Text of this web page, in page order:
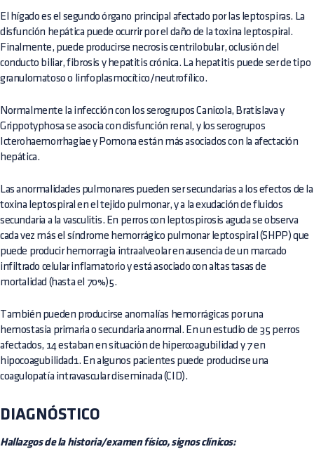
El hígado es el segundo órgano principal afectado por las leptospiras. La
disfunción hepática puede ocurrir por el daño de la toxina leptospiral.
Finalmente, puede producirse necrosis centrilobular, oclusión del
conducto biliar, fibrosis y hepatitis crónica. La hepatitis puede ser de tipo
granulomatoso o linfoplasmocítico/neutrofílico.
Normalmente la infección con los serogrupos Canicola, Bratislava y
Grippotyphosa se asocia con disfunción renal, y los serogrupos
Icterohaemorrhagiae y Pomona están más asociados con la afectación
hepática.
Las anormalidades pulmonares pueden ser secundarias a los efectos de la
toxina leptospiral en el tejido pulmonar, y a la exudación de fluidos
secundaria a la vasculitis. En perros con leptospirosis aguda se observa
cada vez más el síndrome hemorrágico pulmonar leptospiral (SHPP) que
puede producir hemorragia intraalveolar en ausencia de un marcado
infiltrado celular inflamatorio y está asociado con altas tasas de
mortalidad (hasta el 70%)5.
También pueden producirse anomalías hemorrágicas por una
hemostasia primaria o secundaria anormal. En un estudio de 35 perros
afectados, 14 estaban en situación de hipercoagubilidad y 7 en
hipocoagubilidad1. En algunos pacientes puede producirse una
coagulopatía intravascular diseminada (CID).
DIAGNÓSTICO
Hallazgos de la historia/examen físico, signos clínicos: